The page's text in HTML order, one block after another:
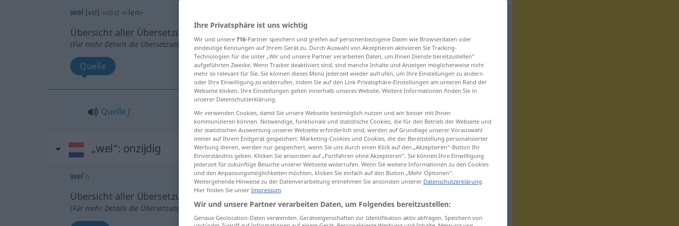
wel [vɛl] subst <-len>
Übersicht aller Übersetzungen
(Für mehr Details die Übersetzung anklicken/antippen)
Quelle
Quelle f wel
„wel“: onzijdig
wel n
Übersicht aller Übersetzungen
(Für mehr Details die Übersetzung anklicken/antippen)
Ihre Privatsphäre ist uns wichtig
Wir und unsere 716-Partner speichern und greifen auf personenbezogene Daten wie Browserdaten oder
eindeutige Kennungen auf Ihrem Gerät zu. Durch Auswahl von Akzeptieren aktivieren Sie Tracking-
Technologien für die unter „Wir und unsere Partner verarbeiten Daten, um Ihnen Dienste bereitzustellen“
aufgeführten Zwecke. Wenn Tracker deaktiviert sind, sind manche Inhalte und Anzeigen möglicherweise nicht
mehr so relevant für Sie. Sie können dieses Menü jederzeit wieder aufrufen, um Ihre Einstellungen zu ändern
oder Ihre Einwilligung zu widerrufen, indem Sie auf den Link Privatsphäre-Einstellungen am unteren Rand der
Webseite klicken. Ihre Einstellungen gelten innerhalb unseres Website. Weitere Informationen finden Sie in
unserer Datenschutzerklärung.
Wir verwenden Cookies, damit Sie unsere Webseite bestmöglich nutzen und wir besser mit Ihnen
kommunizieren können. Notwendige, funktionale und statistische Cookies, die für den Betrieb der Webseite und
der statistischen Auswertung unserer Webseite erforderlich sind, werden auf Grundlage unserer Vorauswahl
immer auf Ihrem Endgerät gespeichert. Marketing-Cookies und Cookies, die der Bereitstellung personalisierter
Werbung dienen, werden nur gespeichert, wenn Sie uns durch einen Klick auf den „Akzeptieren“-Button Ihr
Einverständnis geben. Klicken Sie ansonsten auf „Fortfahren ohne Akzeptieren“. Sie können Ihre Einwilligung
jederzeit für zukünftige Besuche unserer Webseite widerrufen. Wenn Sie weitere Informationen zu den Cookies
und den Anpassungsmöglichkeiten möchten, klicken Sie einfach auf den Button „Mehr Optionen“.
Weitergehende Hinweise zu der Datenverarbeitung entnehmen Sie ansonsten unserer Datenschutzerklärung.
Hier finden Sie unser Impressum.
Wir und unsere Partner verarbeiten Daten, um Folgendes bereitzustellen:
Genaue Geolocation-Daten verwenden. Geräteeigenschaften zur Identifikation aktiv abfragen. Speichern von